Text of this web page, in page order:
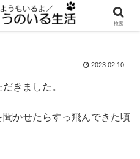
2023.02.10
きました。
かせたらすっ飛んできた頃
検索